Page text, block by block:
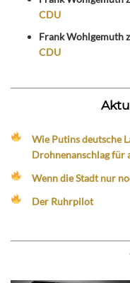
CDU
Frank Wohlgemuth
CDU
Wie Putins deutsche
Drohnenanschlag für
Wenn die Stadt nur
Der Ruhrpilot